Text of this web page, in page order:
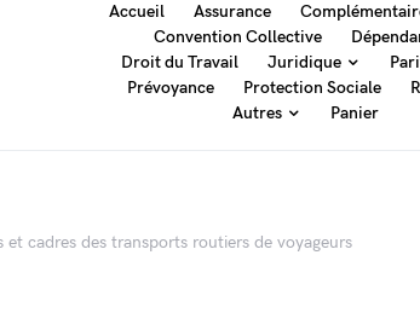
Accueil Assurance
Convention Collective
Droit du Travail
Juridique
Prévoyance
Protection Sociale
Autres
Panier
et cadres des transports routiers de voyageurs